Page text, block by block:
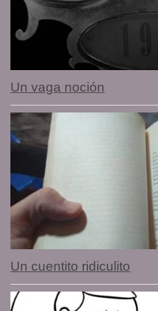
Un vaga noción
Un cuentito ridiculito